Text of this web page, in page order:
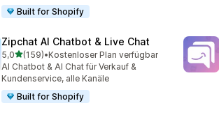
Built for Shopify
Zipchat AI Chatbot & Live Chat
5,0von 5 Sternen
(159)
159 Rezensionen insgesamt
•Kostenloser Plan verfügbar
AI Chatbot & AI Chat für Verkauf &
Kundenservice, alle Kanäle
Built for Shopify